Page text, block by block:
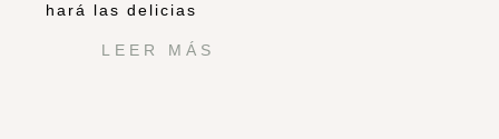
hará las delicias
LEER MÁS